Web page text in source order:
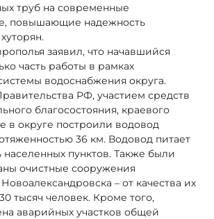
труб на современные
повышающие надежность
заявил, что начавшийся
часть работы в рамках
водоснабжения округа.
РФ, участием средств
благосостояния, краевого
в округе построили водовод
36 км. Водовод питает
пунктов. Также были
очистные сооружения
– от качества их
тысяч человек. Кроме того,
аварийных участков общей